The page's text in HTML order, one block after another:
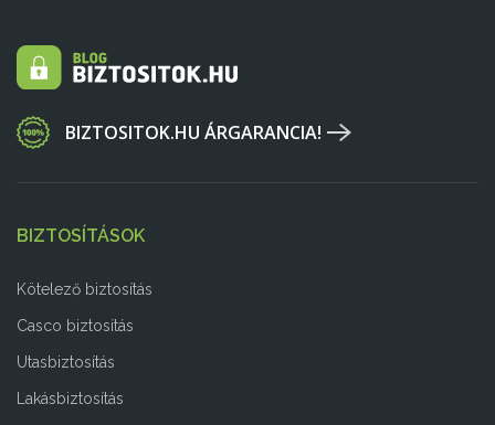
BIZTOSITOK.HU ÁRGARANCIA!
BIZTOSÍTÁSOK
Kötelező biztosítás
Casco biztosítás
Utasbiztosítás
Lakásbiztosítás